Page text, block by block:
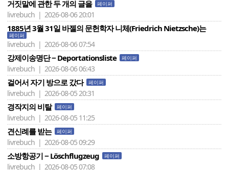
거짓말에 관한 두 개의 글을 페이퍼
livrebuch | 2026-08-06 20:01
1885년 3월 31일 바젤의 문헌학자 니체(Friedrich Nietzsche)는
페이퍼
livrebuch | 2026-08-06 07:54
강제이송명단 − Deportationsliste 페이퍼
livrebuch | 2026-08-06 06:43
걸어서 자기 방으로 갔다 페이퍼
livrebuch | 2026-08-05 20:31
경작지의 비탈 페이퍼
livrebuch | 2026-08-05 11:25
견신례를 받는 페이퍼
livrebuch | 2026-08-05 09:29
소방항공기 − Löschflugzeug 페이퍼
livrebuch | 2026-08-05 07:08